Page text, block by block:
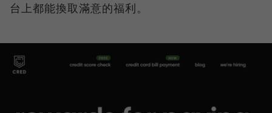
台上都能換取滿意的福利。